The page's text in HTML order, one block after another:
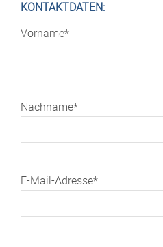
KONTAKTDATEN:
Vorname*
Nachname*
E-Mail-Adresse*